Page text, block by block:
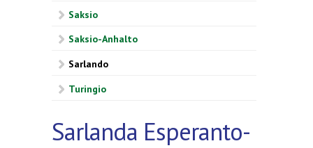
Saksio
Saksio-Anhalto
Sarlando
Turingio
Sarlanda Esperanto-